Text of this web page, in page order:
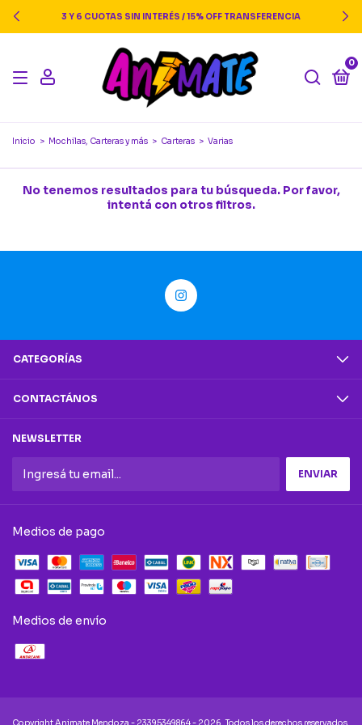
3 Y 6 CUOTAS SIN INTERÉS / 15% OFF TRANSFERENCIA
0
Inicio > Mochilas, Carteras y más > Carteras > Varias
No tenemos resultados para tu búsqueda. Por favor,
intentá con otros filtros.
CATEGORÍAS
CONTACTÁNOS
NEWSLETTER
Medios de pago
Medios de envío